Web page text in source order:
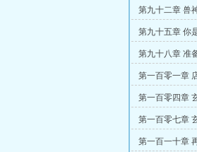
第九十二章 兽
第九十五章 你
第九十八章 准
第一百零一章
第一百零四章
第一百零七章
第一百一十章